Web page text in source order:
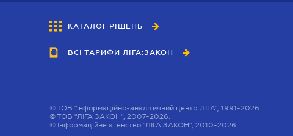
БУХГАЛТЕР&ЗАКОН
ВІСНИК МСФЗ
КАТАЛОГ РІШЕНЬ
ВСІ ТАРИФИ ЛІГА:ЗАКОН
©ТОВ "інформаційно-аналітичний центр ЛІГА", 1991-2026.
©ТОВ "ЛІГА ЗАКОН", 2007-2026.
© Інформаційне агенство "ЛІГА:ЗАКОН", 2010-2026.